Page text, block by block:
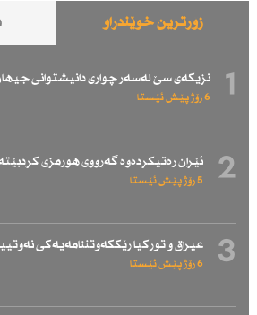
زۆرترین خوێندراو
1 نزیكەی سێ لەسەر چواری دانیشتوانی
6 رۆژ پێش ئێستا
2 ئێران رەتیكردەوە گەرووی هورمزی
5 رۆژ پێش ئێستا
3 عیراق و توركیا رێككەوتننامەیەكی
6 رۆژ پێش ئێستا